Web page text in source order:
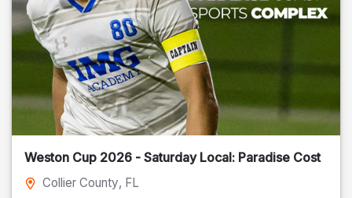
Weston Cup 2026 - Saturday Local: Paradise Cost
Collier County, FL